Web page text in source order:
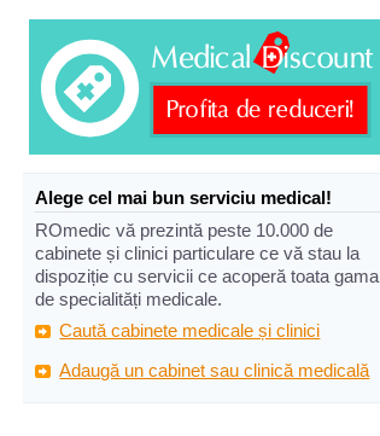
Alege cel mai bun serviciu medical!
ROmedic vă prezintă peste 10.000 de
cabinete și clinici particulare ce vă stau la
dispoziție cu servicii ce acoperă toata gama
de specialități medicale.
Caută cabinete medicale și clinici
Adaugă un cabinet sau clinică medicală